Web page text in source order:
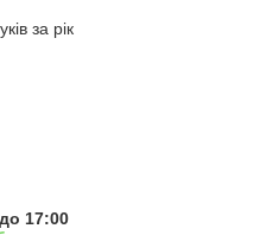
за рік
17:00